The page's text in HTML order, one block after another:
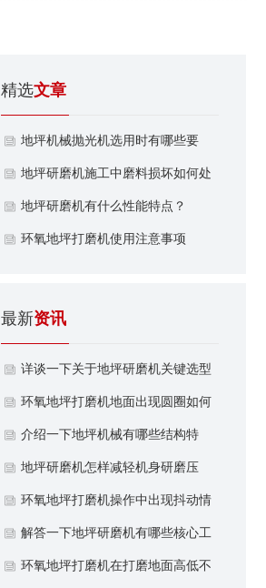
精选文章
地坪机械抛光机选用时有哪些要
求？
地坪研磨机施工中磨料损坏如何处
理？
地坪研磨机有什么性能特点？
​环氧地坪打磨机使用注意事项
最新资讯
详谈一下关于地坪研磨机关键选型
参数有哪些？
环氧地坪打磨机地面出现圆圈如何
处理解决？
介绍一下地坪机械有哪些结构特
点？
地坪研磨机怎样减轻机身研磨压
力？
环氧地坪打磨机操作中出现抖动情
况如何控制？
解答一下地坪研磨机有哪些核心工
作原理？
环氧地坪打磨机在打磨地面高低不